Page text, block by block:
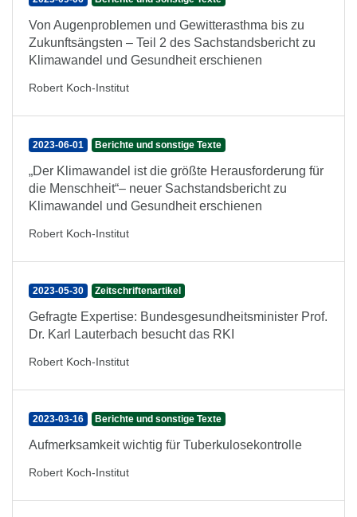
Von Augenproblemen und Gewitterasthma bis zu
Zukunftsängsten – Teil 2 des Sachstandsbericht zu
Klimawandel und Gesundheit erschienen
Robert Koch-Institut
2023-06-01 Berichte und sonstige Texte
„Der Klimawandel ist die größte Herausforderung für
die Menschheit“– neuer Sachstandsbericht zu
Klimawandel und Gesundheit erschienen
Robert Koch-Institut
2023-05-30 Zeitschriftenartikel
Gefragte Expertise: Bundesgesundheitsminister Prof.
Dr. Karl Lauterbach besucht das RKI
Robert Koch-Institut
2023-03-16 Berichte und sonstige Texte
Aufmerksamkeit wichtig für Tuberkulosekontrolle
Robert Koch-Institut